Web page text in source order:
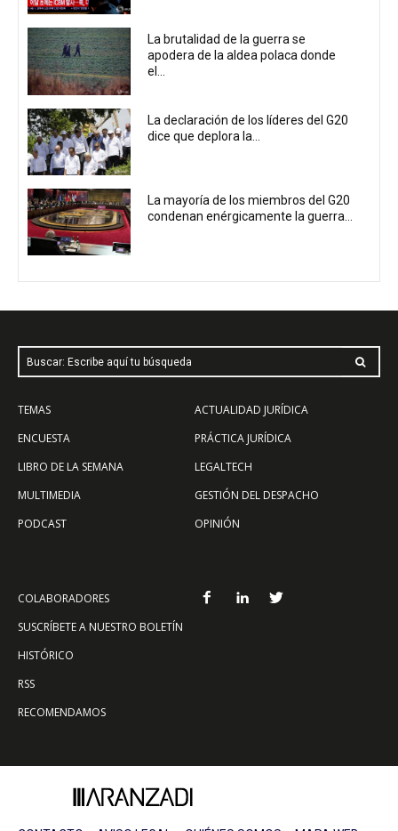
La brutalidad de la guerra se
apodera de la aldea polaca donde
el...
La declaración de los líderes del G20
dice que deplora la...
La mayoría de los miembros del G20
condenan enérgicamente la guerra...
Buscar: Escribe aquí tu búsqueda
TEMAS
ENCUESTA
LIBRO DE LA SEMANA
MULTIMEDIA
PODCAST
ACTUALIDAD JURÍDICA
PRÁCTICA JURÍDICA
LEGALTECH
GESTIÓN DEL DESPACHO
OPINIÓN
COLABORADORES
SUSCRÍBETE A NUESTRO BOLETÍN
HISTÓRICO
RSS
RECOMENDAMOS